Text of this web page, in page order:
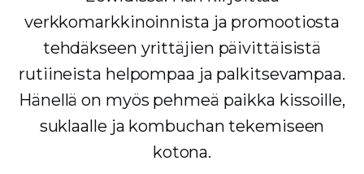
verkkomarkkinoinnista ja promootiosta
tehdäkseen yrittäjien päivittäisistä
rutiineista helpompaa ja palkitsevampaa.
Hänellä on myös pehmeä paikka kissoille,
suklaalle ja kombuchan tekemiseen
kotona.